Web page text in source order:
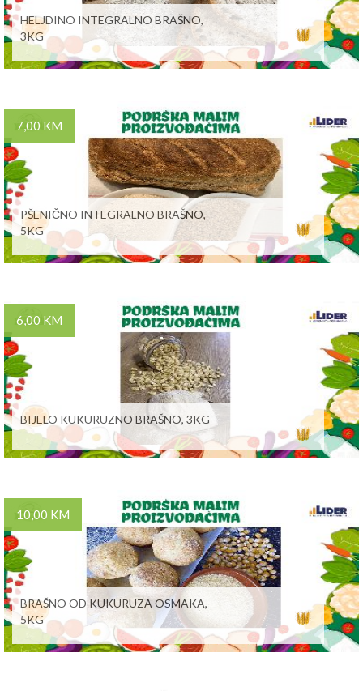
HELJDINO INTEGRALNO BRAŠNO,
3KG
7,00 KM
PŠENIČNO INTEGRALNO BRAŠNO,
5KG
6,00 KM
BIJELO KUKURUZNO BRAŠNO, 3KG
10,00 KM
BRAŠNO OD KUKURUZA OSMAKA,
5KG